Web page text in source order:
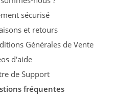
sécurisé
et retours
Générales de Vente
d'aide
de Support
fréquentes